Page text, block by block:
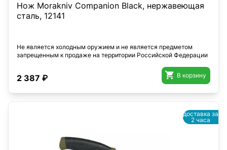
Нож Morakniv Companion Black, нержавеющая
сталь, 12141
Не является холодным оружием и не является предметом
запрещенным к продаже на территории Российской Федерации
2 387 ₽  В корзину
доставка за
2 часа